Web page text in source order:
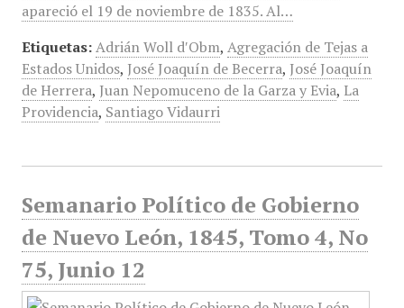
apareció el 19 de noviembre de 1835. Al…
Etiquetas: Adrián Woll d′Obm​, Agregación de Tejas a
Estados Unidos, José Joaquín de Becerra, José Joaquín
de Herrera, Juan Nepomuceno de la Garza y Evia, La
Providencia, Santiago Vidaurri
Semanario Político de Gobierno
de Nuevo León, 1845, Tomo 4, No
75, Junio 12